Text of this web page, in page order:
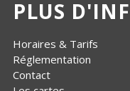
PLUS
Horaires & Tarifs
Réglementation
Contact